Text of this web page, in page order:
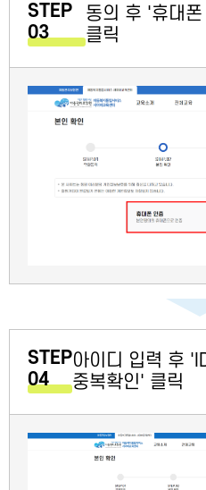
STEP
03
동의 후 '휴대
클릭
STEP
04
아이디 입력 후
중복확인' 클릭